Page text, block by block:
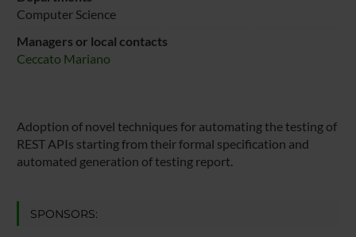
Computer Science
Managers or local contacts
Ceccato Mariano
Adoption of novel techniques for automating the testing of
REST APIs starting from their formal specification and
automated generation of testing report.
SPONSORS: